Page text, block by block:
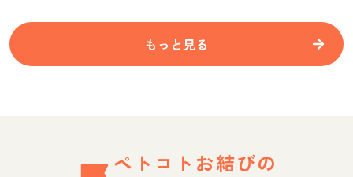
もっと見る
ペトコトお結びの